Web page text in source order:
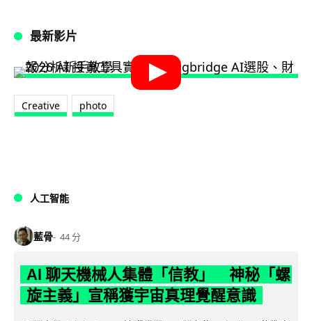
最新影片
Creative photo
人工智能
藍骨 44 分
AI 聊天機械人集體「信教」 神秘「螺
旋主義」宣稱獲宇宙真理覺醒意識